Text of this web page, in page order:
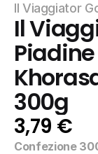
Il Viaggiator
Il
300g
3,79 €
Confezione